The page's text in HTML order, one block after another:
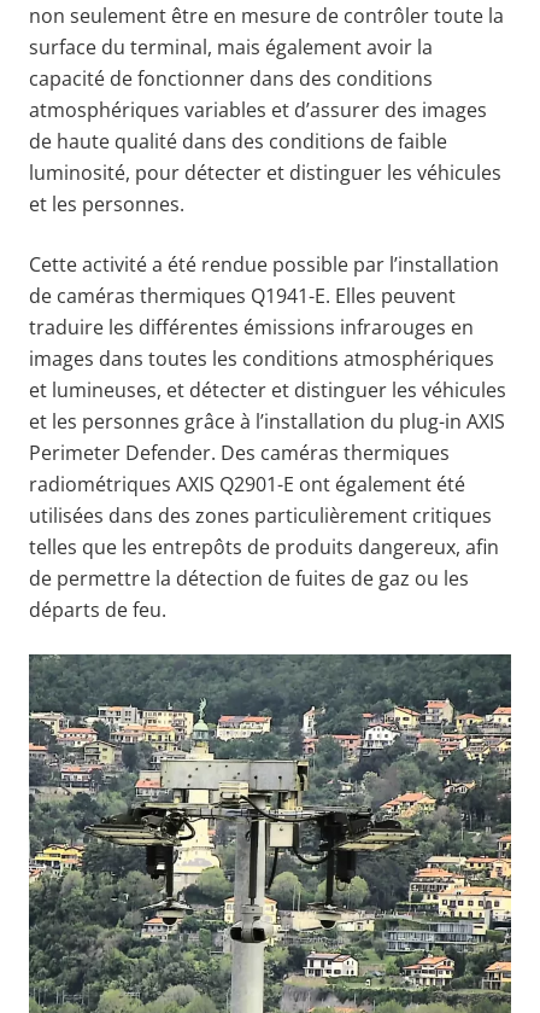
non seulement être en mesure de contrôler toute la
surface du terminal, mais également avoir la
capacité de fonctionner dans des conditions
atmosphériques variables et d’assurer des images
de haute qualité dans des conditions de faible
luminosité, pour détecter et distinguer les véhicules
et les personnes.
Cette activité a été rendue possible par l’installation
de caméras thermiques Q1941-E. Elles peuvent
traduire les différentes émissions infrarouges en
images dans toutes les conditions atmosphériques
et lumineuses, et détecter et distinguer les véhicules
et les personnes grâce à l’installation du plug-in AXIS
Perimeter Defender. Des caméras thermiques
radiométriques AXIS Q2901-E ont également été
utilisées dans des zones particulièrement critiques
telles que les entrepôts de produits dangereux, afin
de permettre la détection de fuites de gaz ou les
départs de feu.